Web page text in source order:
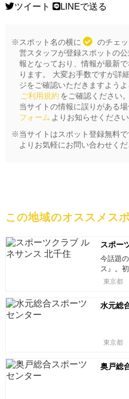
ツイート LINEで送る
※スポット名の横に
のチェ
営スタッフが登録スポットの
報となっており、情報が最新
ります。 大変お手数ですが詳
ジをご確認いただきますよう
ご利用規約 をご確認ください。
当サイトの情報に誤りがある
フォーム よりお知らせください
※当サイトはスポット登録無料
よりお気軽にお問い合わせくだ
この地域のオススメス
スポー
今話題
ス』。
東京都
水元総
東京都
奥戸総